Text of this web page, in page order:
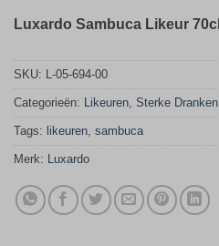
Luxardo Sambuca Likeur 70cl
SKU: L-05-694-00
Categorieën: Likeuren, Sterke Dranken
Tags: likeuren, sambuca
Merk: Luxardo